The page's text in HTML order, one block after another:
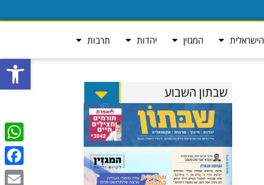
פתח
המגזין יהדות תרבות
שבתון השבוע